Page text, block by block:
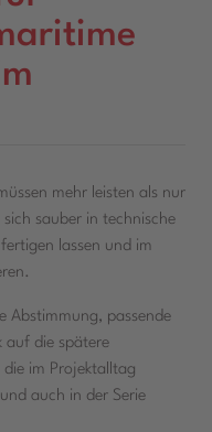
mehr leisten als nur
sauber in technische
lassen und im
Abstimmung, passende
auf die spätere
im Projektalltag
auch in der Serie